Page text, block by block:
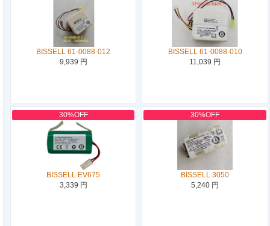
BISSELL 61-0088-012
9,939 円
BISSELL 61-0088-010
11,039 円
30%OFF
BISSELL EV675
3,339 円
30%OFF
BISSELL 3050
5,240 円